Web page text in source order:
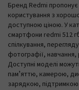
Бренд Redmi
користування з
доступною ціною. У
смартфони redmi 512
спілкування,
фотографії, навчання,
Доступні моделі
памʼяттю, камерою,
зарядкою, підтримкою